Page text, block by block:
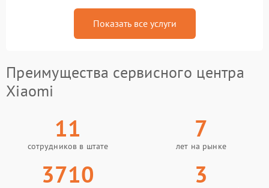
Показать все услуги
Преимущества сервисного центра
Xiaomi
11
сотрудников в штате
7
лет на рынке
3710 3